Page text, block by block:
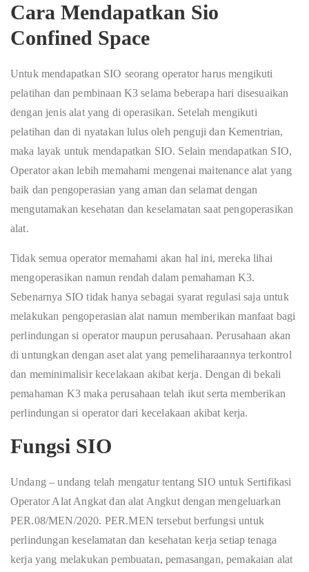
Cara Mendapatkan Sio
Confined Space
Untuk mendapatkan SIO seorang operator harus mengikuti
pelatihan dan pembinaan K3 selama beberapa hari disesuaikan
dengan jenis alat yang di operasikan. Setelah mengikuti
pelatihan dan di nyatakan lulus oleh penguji dan Kementrian,
maka layak untuk mendapatkan SIO. Selain mendapatkan SIO,
Operator akan lebih memahami mengenai maitenance alat yang
baik dan pengoperasian yang aman dan selamat dengan
mengutamakan kesehatan dan keselamatan saat pengoperasikan
alat.
Tidak semua operator memahami akan hal ini, mereka lihai
mengoperasikan namun rendah dalam pemahaman K3.
Sebenarnya SIO tidak hanya sebagai syarat regulasi saja untuk
melakukan pengoperasian alat namun memberikan manfaat bagi
perlindungan si operator maupun perusahaan. Perusahaan akan
di untungkan dengan aset alat yang pemeliharaannya terkontrol
dan meminimalisir kecelakaan akibat kerja. Dengan di bekali
pemahaman K3 maka perusahaan telah ikut serta memberikan
perlindungan si operator dari kecelakaan akibat kerja.
Fungsi SIO
Undang – undang telah mengatur tentang SIO untuk Sertifikasi
Operator Alat Angkat dan alat Angkut dengan mengeluarkan
PER.08/MEN/2020. PER.MEN tersebut berfungsi untuk
perlindungan keselamatan dan kesehatan kerja setiap tenaga
kerja yang melakukan pembuatan, pemasangan, pemakaian alat